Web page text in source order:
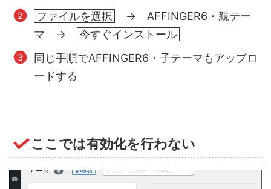
ファイルを選択
→ AFFINGER6・親テー
マ →
今すぐインストール
同じ手順でAFFINGER6・子テーマもアップロ
ードする
ここでは有効化を行わない